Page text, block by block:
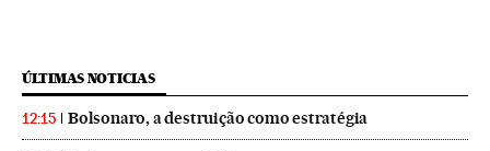
ÚLTIMAS NOTICIAS
12:15 Bolsonaro, a destruição como estratégia